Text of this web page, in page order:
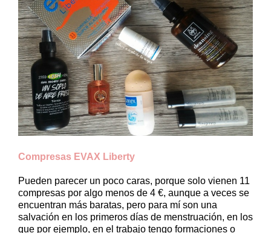
Compresas EVAX Liberty
Pueden parecer un poco caras, porque solo vienen 11
compresas por algo menos de 4 €, aunque a veces se
encuentran más baratas, pero para mí son una
salvación en los primeros días de menstruación, en los
que por ejemplo, en el trabajo tengo formaciones o